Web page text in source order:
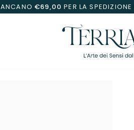
€69,00 PER LA